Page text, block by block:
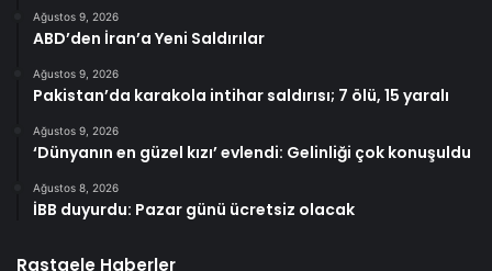
Ağustos 9, 2026
ABD’den İran’a Yeni Saldırılar
Ağustos 9, 2026
Pakistan’da karakola intihar saldırısı; 7 ölü, 15 yaralı
Ağustos 9, 2026
‘Dünyanın en güzel kızı’ evlendi: Gelinliği çok konuşuldu
Ağustos 8, 2026
İBB duyurdu: Pazar günü ücretsiz olacak
Rastgele Haberler